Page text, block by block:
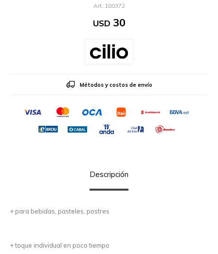
100372
USD 30
Métodos y costos de envío
Descripción
+ para bebidas, pasteles, postres
+ toque individual en poco tiempo